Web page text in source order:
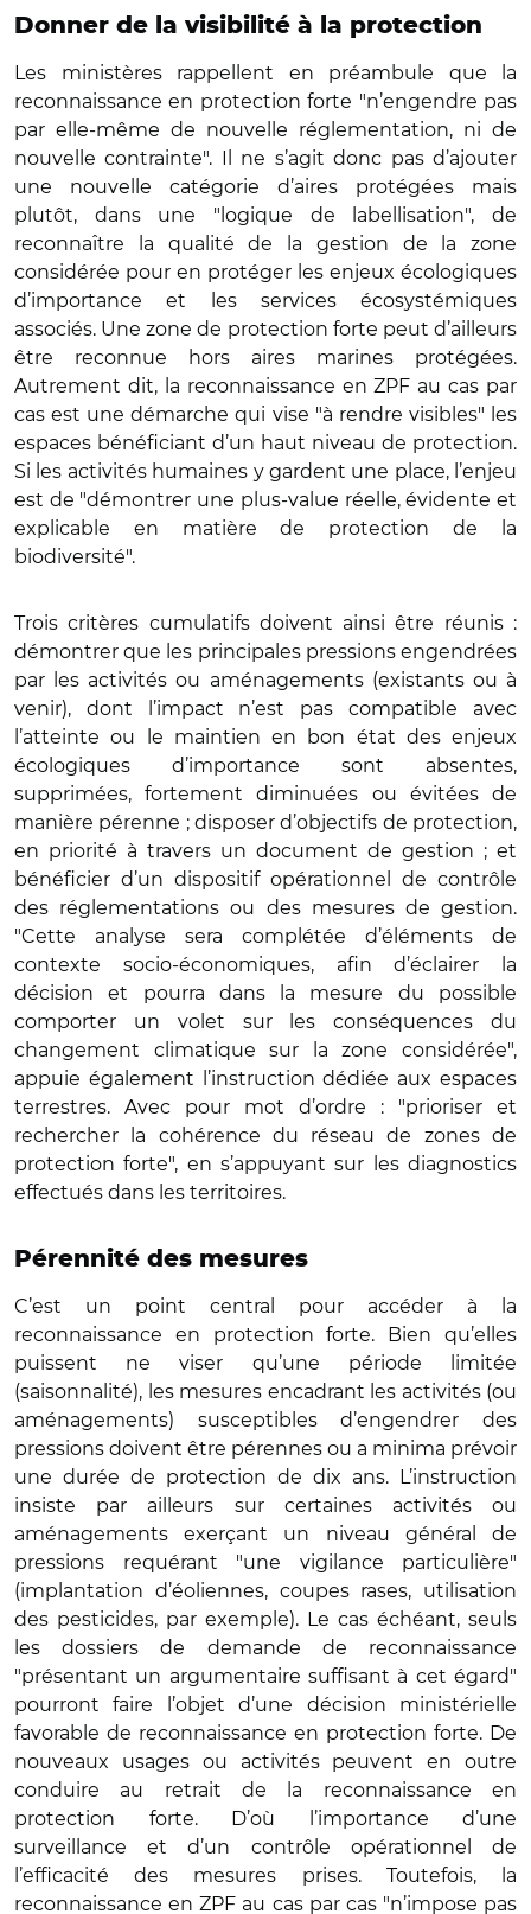
Donner de la visibilité à la protection
Les ministères rappellent en préambule que la
reconnaissance en protection forte "n’engendre pas
par elle-même de nouvelle réglementation, ni de
nouvelle contrainte". Il ne s’agit donc pas d’ajouter
une nouvelle catégorie d’aires protégées mais
plutôt, dans une "logique de labellisation", de
reconnaître la qualité de la gestion de la zone
considérée pour en protéger les enjeux écologiques
d’importance et les services écosystémiques
associés. Une zone de protection forte peut d’ailleurs
être reconnue hors aires marines protégées.
Autrement dit, la reconnaissance en ZPF au cas par
cas est une démarche qui vise "à rendre visibles" les
espaces bénéficiant d’un haut niveau de protection.
Si les activités humaines y gardent une place, l’enjeu
est de "démontrer une plus-value réelle, évidente et
explicable en matière de protection de la
biodiversité".
Trois critères cumulatifs doivent ainsi être réunis :
démontrer que les principales pressions engendrées
par les activités ou aménagements (existants ou à
venir), dont l’impact n’est pas compatible avec
l’atteinte ou le maintien en bon état des enjeux
écologiques d’importance sont absentes,
supprimées, fortement diminuées ou évitées de
manière pérenne ; disposer d’objectifs de protection,
en priorité à travers un document de gestion ; et
bénéficier d’un dispositif opérationnel de contrôle
des réglementations ou des mesures de gestion.
"Cette analyse sera complétée d’éléments de
contexte socio-économiques, afin d’éclairer la
décision et pourra dans la mesure du possible
comporter un volet sur les conséquences du
changement climatique sur la zone considérée",
appuie également l’instruction dédiée aux espaces
terrestres. Avec pour mot d’ordre : "prioriser et
rechercher la cohérence du réseau de zones de
protection forte", en s’appuyant sur les diagnostics
effectués dans les territoires.
Pérennité des mesures
C’est un point central pour accéder à la
reconnaissance en protection forte. Bien qu’elles
puissent ne viser qu’une période limitée
(saisonnalité), les mesures encadrant les activités (ou
aménagements) susceptibles d’engendrer des
pressions doivent être pérennes ou a minima prévoir
une durée de protection de dix ans. L’instruction
insiste par ailleurs sur certaines activités ou
aménagements exerçant un niveau général de
pressions requérant "une vigilance particulière"
(implantation d’éoliennes, coupes rases, utilisation
des pesticides, par exemple). Le cas échéant, seuls
les dossiers de demande de reconnaissance
"présentant un argumentaire suffisant à cet égard"
pourront faire l’objet d’une décision ministérielle
favorable de reconnaissance en protection forte. De
nouveaux usages ou activités peuvent en outre
conduire au retrait de la reconnaissance en
protection forte. D’où l’importance d’une
surveillance et d’un contrôle opérationnel de
l’efficacité des mesures prises. Toutefois, la
reconnaissance en ZPF au cas par cas "n’impose pas